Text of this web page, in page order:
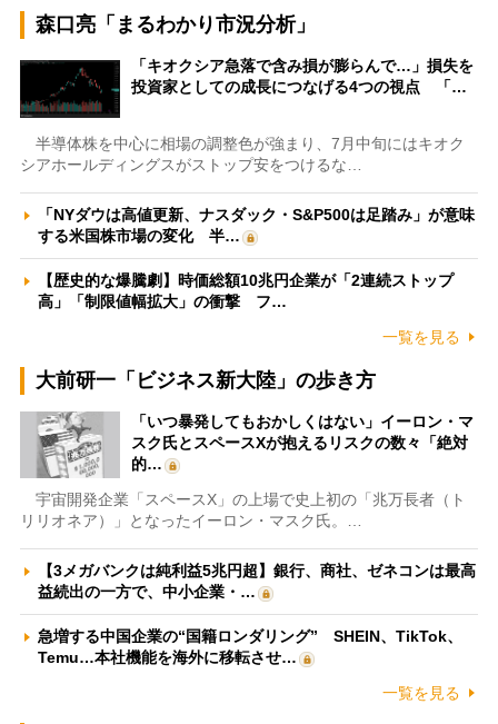
森口亮「まるわかり市況分析」
「キオクシア急落で含み損が膨らんで…」損失を
投資家としての成長につなげる4つの視点 「…
半導体株を中心に相場の調整色が強まり、7月中旬にはキオク
シアホールディングスがストップ安をつけるな…
「NYダウは高値更新、ナスダック・S&P500は足踏み」が意味
する米国株市場の変化 半…
【歴史的な爆騰劇】時価総額10兆円企業が「2連続ストップ
高」「制限値幅拡大」の衝撃 フ…
一覧を見る
大前研一「ビジネス新大陸」の歩き方
「いつ暴発してもおかしくはない」イーロン・マ
スク氏とスペースXが抱えるリスクの数々「絶対
的…
宇宙開発企業「スペースX」の上場で史上初の「兆万長者（ト
リリオネア）」となったイーロン・マスク氏。…
【3メガバンクは純利益5兆円超】銀行、商社、ゼネコンは最高
益続出の一方で、中小企業・…
急増する中国企業の“国籍ロンダリング” SHEIN、TikTok、
Temu…本社機能を海外に移転させ…
一覧を見る